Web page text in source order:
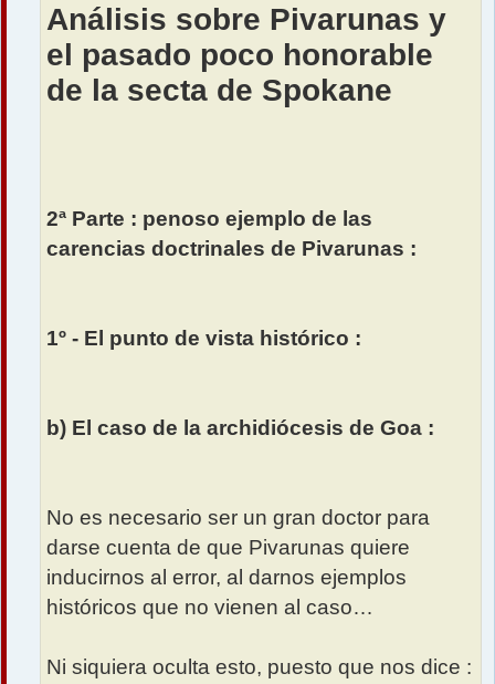
Análisis sobre Pivarunas y
el pasado poco honorable
de la secta de Spokane
2ª Parte : penoso ejemplo de las
carencias doctrinales de Pivarunas :
1º - El punto de vista histórico :
b) El caso de la archidiócesis de Goa :
No es necesario ser un gran doctor para
darse cuenta de que Pivarunas quiere
inducirnos al error, al darnos ejemplos
históricos que no vienen al caso…
Ni siquiera oculta esto, puesto que nos dice :